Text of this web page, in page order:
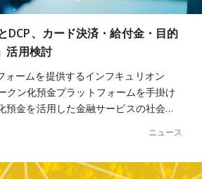
DCP、カード決済・給付金・目的
活用検討
ォームを提供するインフキュリオン
クン化預金プラットフォームを手掛け
預金を活用した金融サービスの社会…
ニュース